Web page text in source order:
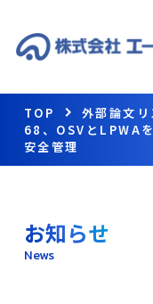
TOP
外部論文リ
68、OSVとLPWA
安全管理
お知らせ
News